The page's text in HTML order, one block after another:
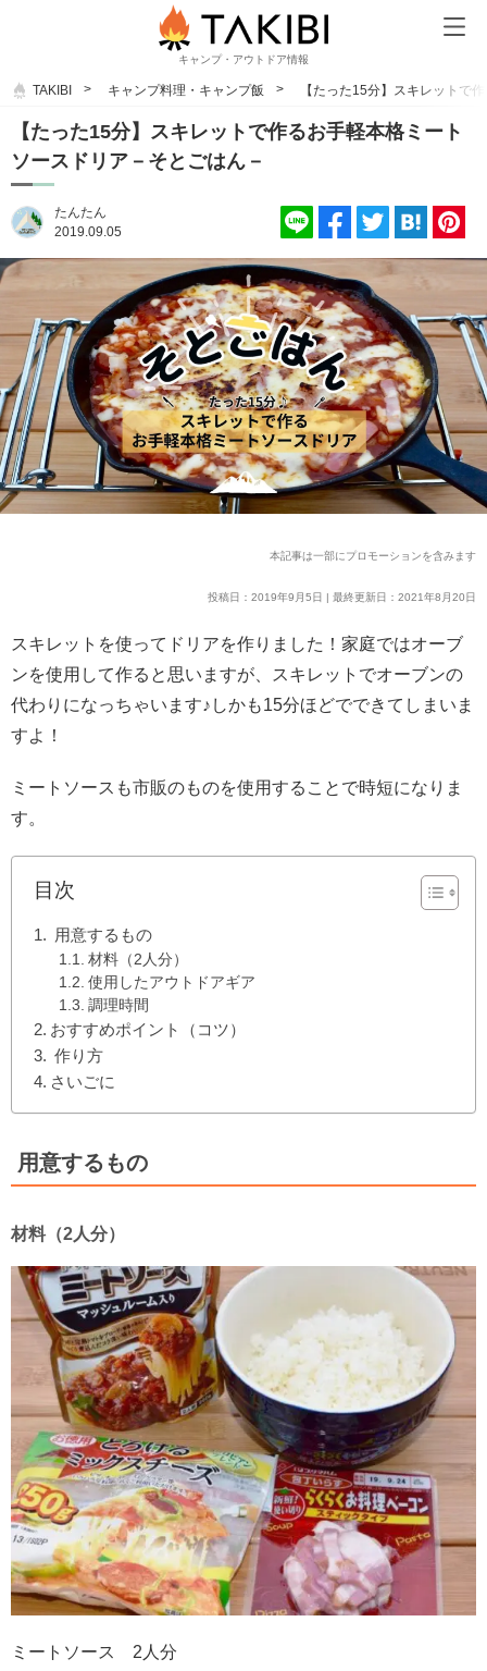
キャンプ・アウトドア情報
TAKIBI キャンプ料理・キャンプ飯 【たった15分】スキレットで
【たった15分】スキレットで作るお手軽本格ミート
ソースドリア－そとごはん－
たんたん
2019.09.05
本記事は一部にプロモーションを含みます
投稿日：2019年9月5日 | 最終更新日：2021年8月20日
スキレットを使ってドリアを作りました！家庭ではオーブ
ンを使用して作ると思いますが、スキレットでオーブンの
代わりになっちゃいます♪しかも15分ほどでできてしまいま
すよ！
ミートソースも市販のものを使用することで時短になりま
す。
目次
用意するもの
材料（2人分）
使用したアウトドアギア
調理時間
おすすめポイント（コツ）
作り方
さいごに
用意するもの
材料（2人分）
ミートソース 2人分